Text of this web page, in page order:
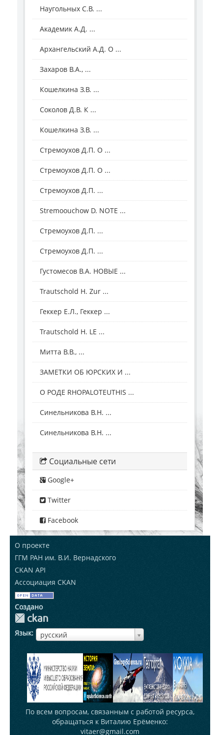
Наугольных С.В. ...
Академик А.Д. ...
Архангельский А.Д. О ...
Захаров В.А., ...
Кошелкина З.В. ...
Соколов Д.В. К ...
Кошелкина З.В. ...
Стремоухов Д.П. О ...
Стремоухов Д.П. О ...
Стремоухов Д.П. ...
Stremoouсhow D. NOTE ...
Стремоухов Д.П. ...
Стремоухов Д.П. ...
Густомесов В.А. НОВЫЕ ...
Trautschold H. Zur ...
Геккер Е.Л., Геккер ...
Trautschold H. LE ...
Митта В.В., ...
ЗАМЕТКИ ОБ ЮРСКИХ И ...
О РОДЕ RHOPALOTEUTHIS ...
Синельникова В.Н. ...
Синельникова В.Н. ...
Социальные сети
Google+
Twitter
Facebook
О проекте
ГГМ РАН им. В.И. Вернадского
CKAN API
Ассоциация CKAN
Создано
Язык русский
ЯзыкЯзык
По всем вопросам, связанным с работой ресурса,
обращаться к Виталию Ерёменко:
vitaer@gmail.com